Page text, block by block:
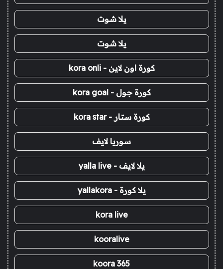
يلا شوت
يلا شوت
كورة اون لاين - kora onli
كورة جول - kora goal
كورة ستار - kora star
سوريا لايف
يلا لايف - yalla live
يلا كورة - yallakora
kora live
kooralive
koora 365